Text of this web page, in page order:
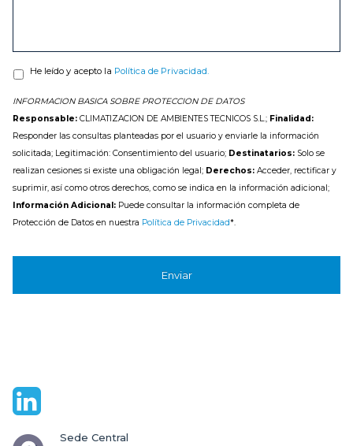
He leído y acepto la Política de Privacidad.
INFORMACION BASICA SOBRE PROTECCION DE DATOS
Responsable: CLIMATIZACION DE AMBIENTES TECNICOS S.L.; Finalidad:
Responder las consultas planteadas por el usuario y enviarle la información
solicitada; Legitimación: Consentimiento del usuario; Destinatarios: Solo se
realizan cesiones si existe una obligación legal; Derechos: Acceder, rectificar y
suprimir, así como otros derechos, como se indica en la información adicional;
Información Adicional: Puede consultar la información completa de
Protección de Datos en nuestra Política de Privacidad*.
Sede Central